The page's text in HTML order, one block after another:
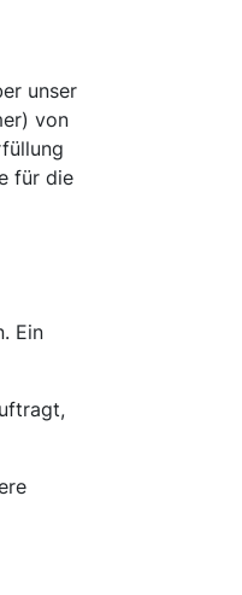
unser
von
für die
Ein